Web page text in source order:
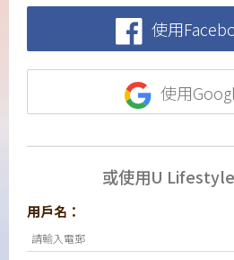
使用
使用
或使用U
用戶名：